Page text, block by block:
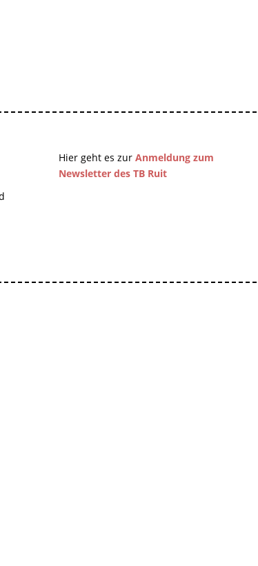
Hier geht es zur Anmeldung zum
Newsletter des TB Ruit